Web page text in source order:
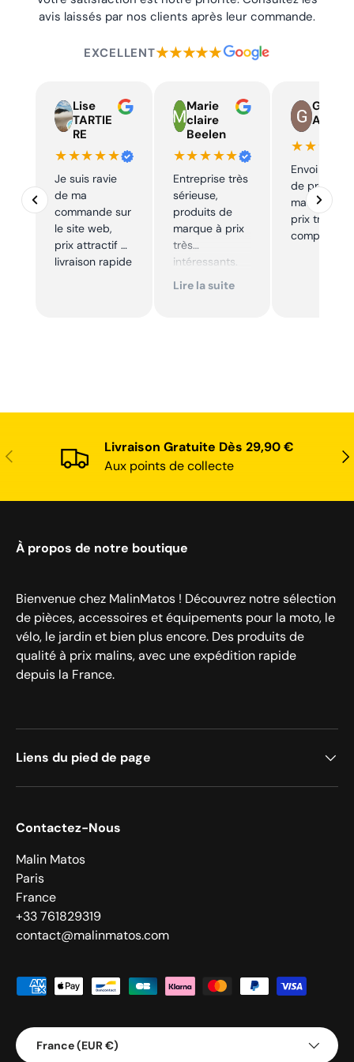
composant. Fonction : Le Magura MDR-C est un disque de
frein monobloc à fixation 6 trous conçu pour répondre aux
Expédition sous 24h. Livraison gratuite dès 29,90 €. Retours
avis laissés par nos clients après leur commande.
EXCELLENT★★★★★
Lise
TARTIE
RE
★★★★★
Je suis ravie
de ma
commande sur
le site web,
prix attractif et
livraison rapide
Marie
claire
Beelen
★★★★★
Entreprise très
sérieuse,
produits de
marque à prix
très
intéressants.
Excellent suivi !
Lire la suite
Guy
Auger
Envoi rapide
de produits
marque à
prix très
compétitif
Précédent
Livraison Gratuite Dès 29,90 €
Aux points de collecte
À propos de notre boutique
Bienvenue chez MalinMatos ! Découvrez notre sélection
de pièces, accessoires et équipements pour la moto, le
vélo, le jardin et bien plus encore. Des produits de
qualité à prix malins, avec une expédition rapide
depuis la France.
Liens du pied de page
Contactez-Nous
Malin Matos
Paris
France
+33 761829319
contact@malinmatos.com
Moyens de paiement acceptés
Pays
France (EUR €)